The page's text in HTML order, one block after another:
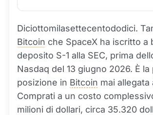
Diciottomilasettecentododici.
Bitcoin che SpaceX ha iscritto a
deposito S-1 alla SEC, prima
Nasdaq del 13 giugno 2026. È
posizione in Bitcoin mai allegata
Comprati a un costo
milioni di dollari, circa 35.320